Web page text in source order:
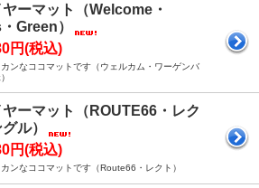
ヤーマット（Welcome・
Green）
円(税込)
ンなココマットです（ウェルカム・ワーゲンバ
ヤーマット（ROUTE66・レク
ル）
円(税込)
ンなココマットです（Route66・レクト）